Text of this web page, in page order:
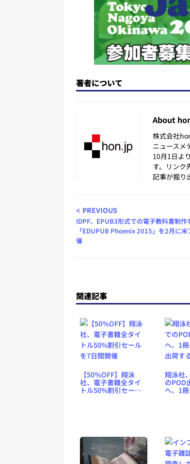
著者について
About
株式会社
ニュースメ
10月1日よ
す。リンク
記事が掘り
PREVIOUS
IDPF、EPUB3形式での電子教科書制作
「EDUPUB Phoenix 2015」を2月に米
催
関連記事
【50％OFF】翔泳
社、電子書籍全タイ
トル50%割引セール
翔泳社
のPOD
へ、1